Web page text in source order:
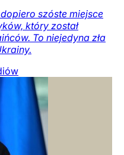
szóste miejsce
który został
To niejedyna zła